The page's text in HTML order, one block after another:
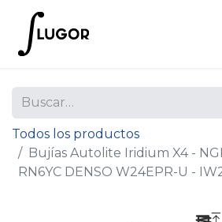
Todos los productos
Bujías Autolite Iridium X4 -
RN6YC DENSO W24EPR-U -